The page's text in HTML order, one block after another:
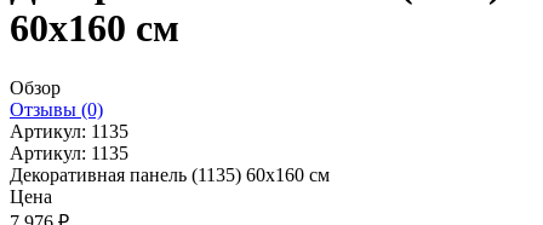
60x160 cм
Обзор
Отзывы (0)
Артикул: 1135
Артикул: 1135
Декоративная панель (1135) 60x160 cм
Цена